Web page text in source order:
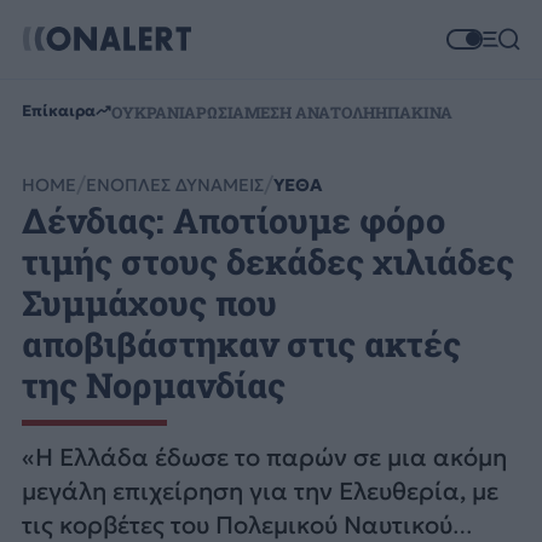
Επίκαιρα ΟΥΚΡΑΝΙΑΡΩΣΙΑΜΕΣΗ ΑΝΑΤΟΛΗΗΠΑΚΙΝΑ
HOME ΕΝΟΠΛΕΣ ΔΥΝΑΜΕΙΣ ΥΕΘΑ
Δένδιας: Αποτίουμε φόρο
τιμής στους δεκάδες χιλιάδες
Συμμάχους που
αποβιβάστηκαν στις ακτές
της Νορμανδίας
«Η Ελλάδα έδωσε το παρών σε μια ακόμη
μεγάλη επιχείρηση για την Ελευθερία, με
τις κορβέτες του Πολεμικού Ναυτικού